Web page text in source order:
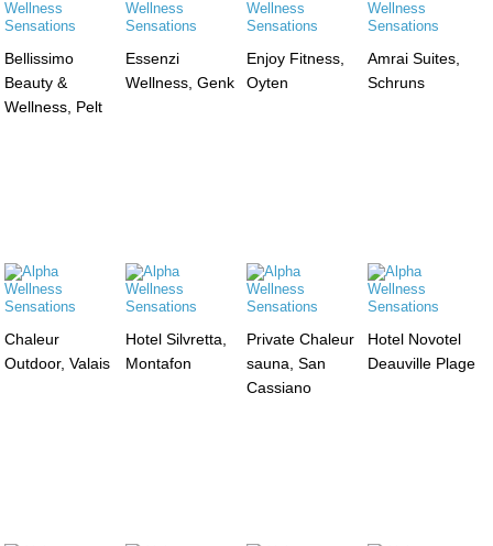
Bellissimo
Beauty &
Wellness, Pelt
Essenzi
Wellness, Genk
Enjoy Fitness,
Oyten
Amrai Suites,
Schruns
Chaleur
Outdoor, Valais
Hotel Silvretta,
Montafon
Private Chaleur
sauna, San
Cassiano
Hotel Novotel
Deauville Plage